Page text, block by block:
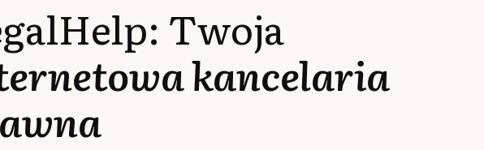
Twoja
kancelaria